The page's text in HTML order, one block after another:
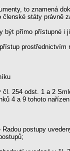
to znamená
členské státy právně
být přímo přístupné i
čl. 254 odst. 1 a 2
4 a 9 tohoto
Radou postupy